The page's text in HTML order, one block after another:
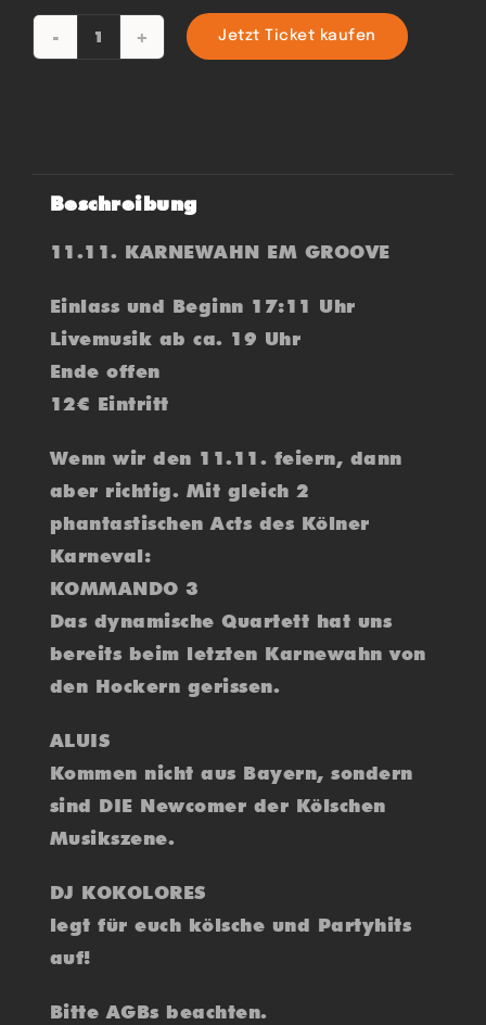
KARNEWAHN
Jetzt Ticket kaufen
Beschreibung
11.11. KARNEWAHN EM GROOVE
Einlass und Beginn 17:11 Uhr
Livemusik ab ca. 19 Uhr
Ende offen
12€ Eintritt
Wenn wir den 11.11. feiern, dann
aber richtig. Mit gleich 2
phantastischen Acts des Kölner
Karneval:
KOMMANDO 3
Das dynamische Quartett hat uns
bereits beim letzten Karnewahn von
den Hockern gerissen.
ALUIS
Kommen nicht aus Bayern, sondern
sind DIE Newcomer der Kölschen
Musikszene.
DJ KOKOLORES
legt für euch kölsche und Partyhits
auf!
Bitte AGBs beachten.